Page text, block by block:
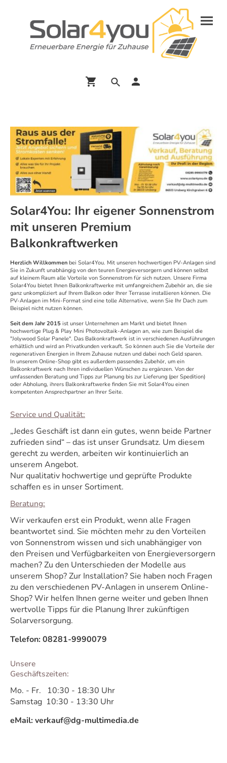
Solar4You: Ihr eigener Sonnenstrom
mit unseren Premium
Balkonkraftwerken
Herzlich Willkommen bei Solar4You. Mit unseren hochwertigen PV-Anlagen sind
Sie in Zukunft unabhängig von den teuren Energieversorgern und können selbst
auf kleinem Raum alle Vorteile von Sonnenstrom für sich nutzen. Unsere Firma
Solar4You bietet Ihnen Balkonkraftwerke mit umfangreichem Zubehör an, die sie
ganz unkompliziert auf Ihrem Balkon oder Ihrer Terrasse installieren können. Die
PV-Anlagen im Mini-Format sind eine tolle Alternative, wenn Sie Ihr Dach zum
Beispiel nicht nutzen können.
Seit dem Jahr 2015 ist unser Unternehmen am Markt und bietet Ihnen
hochwertige Plug & Play Mini Photovoltaik-Anlagen an, wie zum Beispiel die
"Jolywood Solar Panele". Das Balkonkraftwerk ist in verschiedenen Ausführungen
erhältlich und wird an Privatkunden verkauft. So können auch Sie die Vorteile der
regenerativen Energien in Ihrem Zuhause nutzen und dabei noch Geld sparen.
In unserem Online-Shop gibt es außerdem passendes Zubehör, um ein
Balkonkraftwerk nach Ihren individuellen Wünschen zu ergänzen. Von der
umfassenden Beratung und Tipps zur Planung bis zur Lieferung (per Spedition)
oder Abholung, ihrers Balkonkraftwerke finden Sie mit Solar4You einen
kompetenten Ansprechpartner an Ihrer Seite.
Service und Qualität:
„Jedes Geschäft ist dann ein gutes, wenn beide Partner
zufrieden sind“ – das ist unser Grundsatz. Um diesem
gerecht zu werden, arbeiten wir kontinuierlich an
unserem Angebot.
Nur qualitativ hochwertige und geprüfte Produkte
schaffen es in unser Sortiment.
Beratung:
Wir verkaufen erst ein Produkt, wenn alle Fragen
beantwortet sind. Sie möchten mehr zu den Vorteilen
von Sonnenstrom wissen und sich unabhängiger von
den Preisen und Verfügbarkeiten von Energieversorgern
machen? Zu den Unterschieden der Modelle aus
unserem Shop? Zur Installation? Sie haben noch Fragen
zu den verschiedenen PV-Anlagen in unserem Online-
Shop? Wir helfen Ihnen gerne weiter und geben Ihnen
wertvolle Tipps für die Planung Ihrer zukünftigen
Solarversorgung.
Telefon: 08281-9990079
Unsere
Geschäftszeiten:
Mo. - Fr. 10:30 - 18:30 Uhr
Samstag 10:30 - 13:30 Uhr
eMail: verkauf@dg-multimedia.de